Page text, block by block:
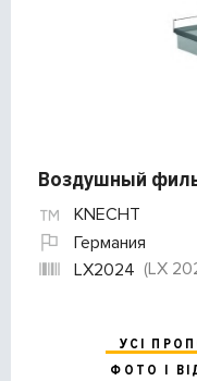
Воздушный
KNECHT
Германия
LX2024 (LX
УСІ
ФОТО І